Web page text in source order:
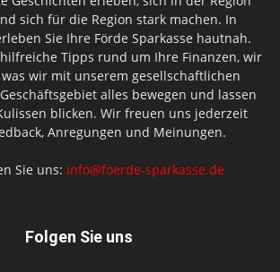
sich für die Region stark machen. In
Sie Ihre Förde Sparkasse hautnah.
Tipps rund um Ihre Finanzen, wir
wir mit unserem gesellschaftlichen
alles bewegen und lassen
blicken. Wir freuen uns jederzeit
Anregungen und Meinungen.
Sie uns: info@foerde-sparkasse.de
Folgen Sie uns